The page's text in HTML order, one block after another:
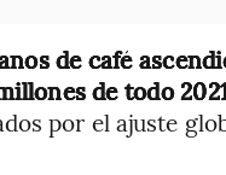
de café
de todo
por el ajuste